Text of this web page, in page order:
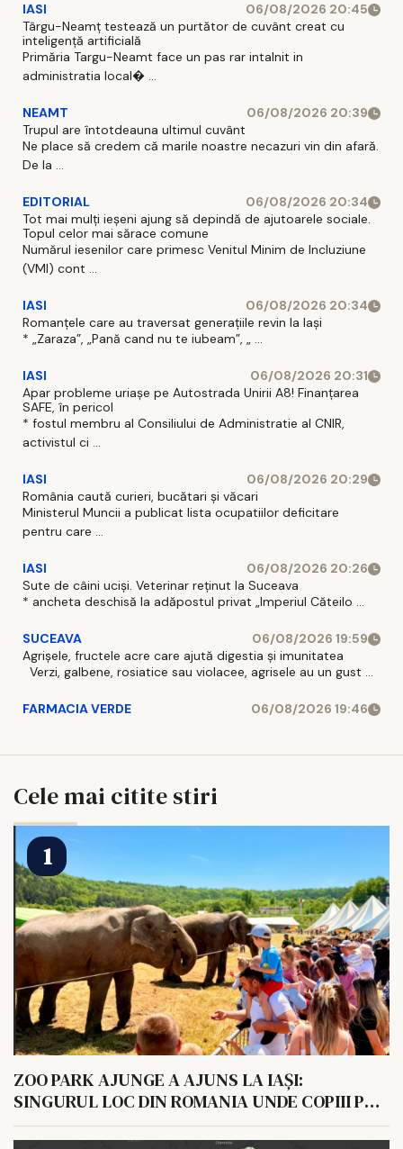
IASI
06/08/2026 20:45
Târgu-Neamț testează un purtător de cuvânt creat cu
inteligență artificială
Primăria Targu-Neamt face un pas rar intalnit in
administratia local� ...
NEAMT
06/08/2026 20:39
Trupul are întotdeauna ultimul cuvânt
Ne place să credem că marile noastre necazuri vin din afară.
De la ...
EDITORIAL
06/08/2026 20:34
Tot mai mulți ieșeni ajung să depindă de ajutoarele sociale.
Topul celor mai sărace comune
Numărul iesenilor care primesc Venitul Minim de Incluziune
(VMI) cont ...
IASI
06/08/2026 20:34
Romanțele care au traversat generațiile revin la Iași
* „Zaraza”, „Pană cand nu te iubeam”, „ ...
IASI
06/08/2026 20:31
Apar probleme uriașe pe Autostrada Unirii A8! Finanțarea
SAFE, în pericol
* fostul membru al Consiliului de Administratie al CNIR,
activistul ci ...
IASI
06/08/2026 20:29
România caută curieri, bucătari și văcari
Ministerul Muncii a publicat lista ocupatiilor deficitare
pentru care ...
IASI
06/08/2026 20:26
Sute de câini uciși. Veterinar reținut la Suceava
* ancheta deschisă la adăpostul privat „Imperiul Căteilo ...
SUCEAVA
06/08/2026 19:59
Agrișele, fructele acre care ajută digestia și imunitatea
Verzi, galbene, rosiatice sau violacee, agrisele au un gust ...
FARMACIA VERDE 06/08/2026 19:46
Cele mai citite stiri
ZOO PARK AJUNGE A AJUNS LA IAȘI:
SINGURUL LOC DIN ROMANIA UNDE COPIII POT
HRANI UN ELEFANT